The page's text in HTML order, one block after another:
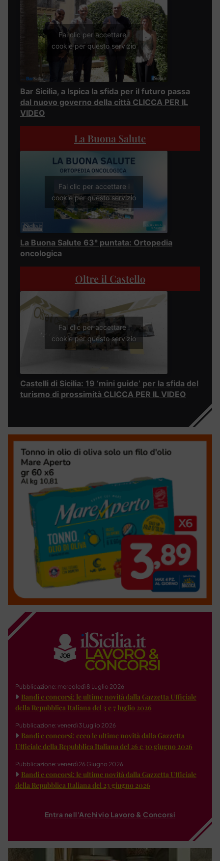
Fai clic per accettare i
cookie per questo servizio
Bar Sicilia, a Ispica la sfida per il futuro passa
dal nuovo governo della città CLICCA PER IL
VIDEO
La Buona Salute
Fai clic per accettare i
cookie per questo servizio
La Buona Salute 63° puntata: Ortopedia
oncologica
Oltre il Castello
Fai clic per accettare i
cookie per questo servizio
Castelli di Sicilia: 19 ‘mini guide’ per la sfida del
turismo di prossimità CLICCA PER IL VIDEO
Pubblicazione: mercoledì 8 Luglio 2026
Bandi e concorsi: le ultime novità dalla Gazzetta Ufficiale
della Repubblica Italiana del 3 e 7 luglio 2026
Pubblicazione: venerdì 3 Luglio 2026
Bandi e concorsi: ecco le ultime novità dalla Gazzetta
Ufficiale della Repubblica Italiana del 26 e 30 giugno 2026
Pubblicazione: venerdì 26 Giugno 2026
Bandi e concorsi: le ultime novità dalla Gazzetta Ufficiale
della Repubblica Italiana del 23 giugno 2026
Entra nell'Archivio Lavoro & Concorsi